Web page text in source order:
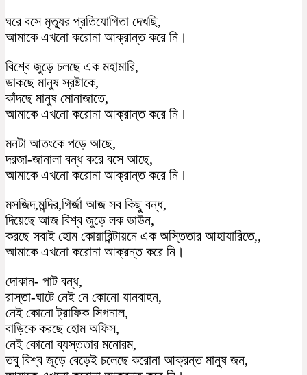
ঘরে বসে মৃত্যুর প্রতিযোগিতা দেখছি,
আমাকে এখনো করোনা আক্রান্ত করে নি।
বিশ্বে জুড়ে চলছে এক মহামারি,
ডাকছে মানুষ স্রষ্টাকে,
কাঁদছে মানুষ মোনাজাতে,
আমাকে এখনো করোনা আক্রান্ত করে নি।
মনটা আতংকে পড়ে আছে,
দরজা-জানালা বন্ধ করে বসে আছে,
আমাকে এখনো করোনা আক্রান্ত করে নি।
মসজিদ,মন্দির,গির্জা আজ সব কিছু বন্ধ,
দিয়েছে আজ বিশ্ব জুড়ে লক ডাউন,
করছে সবাই হোম কোয়ারিন্টায়নে এক অস্তিতার আহাযারিতে,,
আমাকে এখনো করোনা আক্রন্ত করে নি।
দোকান- পাট বন্ধ,
রাস্তা-ঘাটে নেই নে কোনো যানবাহন,
নেই কোনো ট্রাফিক সিগনাল,
বাড়িকে করছে হোম অফিস,
নেই কোনো ব্যস্ততার মনোরম,
তবু বিশ্ব জুড়ে বেড়েই চলেছে করোনা আক্রন্ত মানুষ জন,